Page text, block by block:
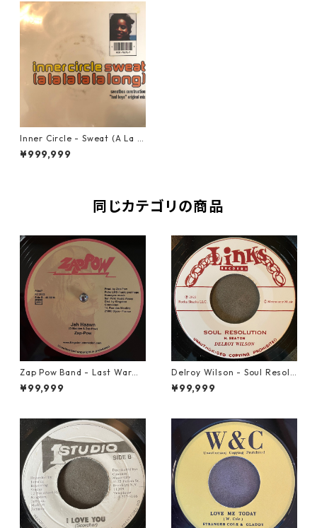
Inner Circle ‎- Sweat (A La L
a La La Long)【7-20380】
¥999,999
同じカテゴリの商品
Zap Pow Band - Last War【1
2-50056】
¥99,999
Delroy Wilson - Soul Resolu
tion【7-21935】
¥99,999